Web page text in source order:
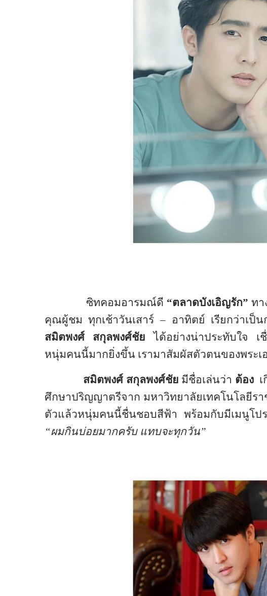
ซิทคอมอารมณ์ดี “ตลาดบังเอิญรัก” ทา
คุณผู้ชม ทุกเช้าวันเสาร์–อาทิตย์ เรียกว่าเป็น
สมิตพงศ์ สกุลพงศ์ชัย ได้อย่างน่าประทับใจ เ
หนุ่มคนนี้มากยิ่งขึ้น เรามาสัมผัสตัวตนของพระ
สมิตพงศ์ สกุลพงศ์ชัย มีชื่อเล่นว่า ต้อง
ศึกษาปริญญาตรีจาก มหาวิทยาลัยเทคโนโลยีร
ตัวแล้วหนุ่มคนนี้ชื่นชอบสีฟ้า พร้อมกับมีเมนูโป
“ผมกินบ่อยมากครับ แทบจะทุกวัน”